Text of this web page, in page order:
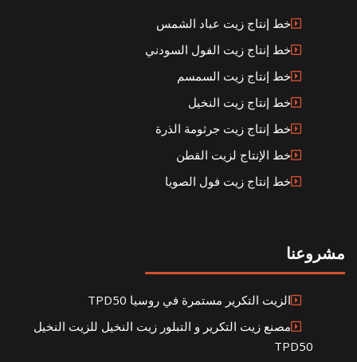
خط إنتاج زيت عباد الشمس
خط إنتاج زيت الفول السودني
خط إنتاج زيت السمسم
خط إنتاج زيت النخيل
خط إنتاج زيت جرثومة الذرة
خط الإنتاج لزيت القطن
خط إنتاج زيت فول الصويا
مشروعنا
الزيت التكرير مستمرة في روسيا TPD50
مصنع زيت التكرير و التبلور زيت النخيل للزيت النخيل
TPD50